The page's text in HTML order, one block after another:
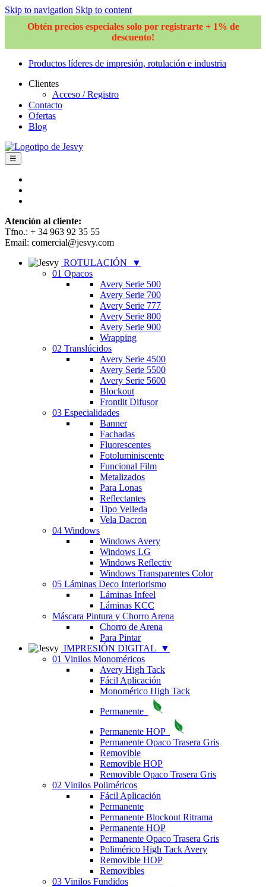
Skip to navigation Skip to content
Obtén precios especiales solo por registrarte + 1% de
descuento!
Productos líderes de impresión, rotulación e industria
Clientes
Acceso / Registro
Contacto
Ofertas
Blog
☰
Atención al cliente:
Tfno.: + 34 963 92 35 55
Email: comercial@jesvy.com
ROTULACIÓN
▼
01 Opacos
Avery Serie 500
Avery Serie 700
Avery Serie 777
Avery Serie 800
Avery Serie 900
Wrapping
02 Translúcidos
Avery Serie 4500
Avery Serie 5500
Avery Serie 5600
Blockout
Frontlit Difusor
03 Especialidades
Banner
Fachadas
Fluorescentes
Fotoluminiscente
Funcional Film
Metalizados
Para Lonas
Reflectantes
Tipo Velleda
Vela Dacron
04 Windows
Windows Avery
Windows LG
Windows Reflectiv
Windows Transparentes Color
05 Láminas Deco Interiorismo
Láminas Infeel
Láminas KCC
Máscara Pintura y Chorro Arena
Chorro de Arena
Para Pintar
IMPRESIÓN DIGITAL
▼
01 Vinilos Monoméricos
Avery High Tack
Fácil Aplicación
Monomérico High Tack
Permanente
Permanente HOP
Permanente Opaco Trasera Gris
Removible
Removible HOP
Removible Opaco Trasera Gris
02 Vinilos Poliméricos
Fácil Aplicación
Permanente
Permanente Blockout Ritrama
Permanente HOP
Permanente Opaco Trasera Gris
Polimérico High Tack Avery
Removible HOP
Removibles
03 Vinilos Fundidos